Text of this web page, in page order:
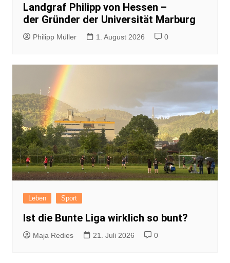
Landgraf Philipp von Hessen –
der Gründer der Universität Marburg
Philipp Müller 1. August 2026 0
Leben Sport
Ist die Bunte Liga wirklich so bunt?
Maja Redies 21. Juli 2026 0